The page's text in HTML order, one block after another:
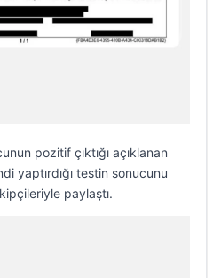
pozitif çıktığı açıklanan
yaptırdığı testin sonucunu
paylaştı.